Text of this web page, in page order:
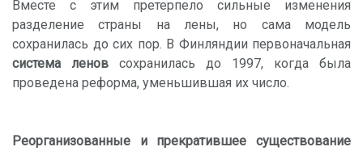
Вместе с этим претерпело сильные изменения
разделение страны на лены, но сама модель
сохранилась до сих пор. В Финляндии первоначальная
система ленов сохранилась до 1997, когда была
проведена реформа, уменьшившая их число.
Реорганизованные и прекратившее существование